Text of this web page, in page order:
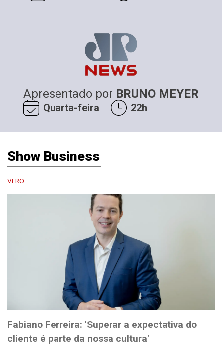
Apresentado por BRUNO MEYER
Quarta-feira 22h
Show Business
VERO
Fabiano Ferreira: 'Superar a expectativa do
cliente é parte da nossa cultura'